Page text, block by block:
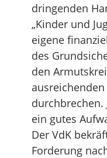
dringenden
„Kinder und
eigene
des
den
durchbrechen.
ein gutes
Der VdK
Forderung